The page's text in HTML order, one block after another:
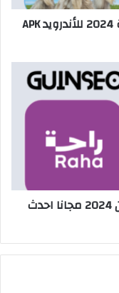
تحميل لعبة Goat Simulator 3 مهكرة 2024 للأندرويد APK
تحميل تطبيق راحة للاندرويد والايفون 2024 مجانا احدث